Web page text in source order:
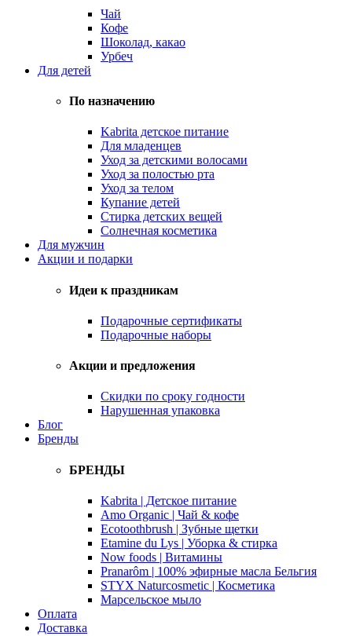
Чай
Кофе
Шоколад, какао
Урбеч
Для детей
По назначению
Kabrita детское питание
Для младенцев
Уход за детскими волосами
Уход за полостью рта
Уход за телом
Купание детей
Стирка детских вещей
Солнечная косметика
Для мужчин
Акции и подарки
Идеи к праздникам
Подарочные сертификаты
Подарочные наборы
Акции и предложения
Скидки по сроку годности
Нарушенная упаковка
Блог
Бренды
БРЕНДЫ
Kabrita | Детское питание
Amo Organic | Чай & кофе
Ecotoothbrush | Зубные щетки
Etamine du Lys | Уборка & стирка
Now foods | Витамины
Pranarôm | 100% эфирные масла Бельгия
STYX Naturcosmetic | Косметика
Марсельское мыло
Оплата
Доставка